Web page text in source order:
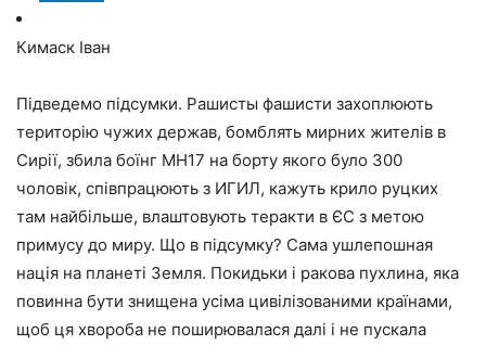
Кимаск Іван
Підведемо підсумки. Рашисты фашисти захоплюють
територію чужих держав, бомблять мирних жителів в
Сирії, збила боїнг MH17 на борту якого було 300
чоловік, співпрацюють з ИГИЛ, кажуть крило руцких
там найбільше, влаштовують теракти в ЄС з метою
примусу до миру. Що в підсумку? Сама ушлепошная
нація на планеті Земля. Покидьки і ракова пухлина, яка
повинна бути знищена усіма цивілізованими країнами,
щоб ця хвороба не поширювалася далі і не пускала